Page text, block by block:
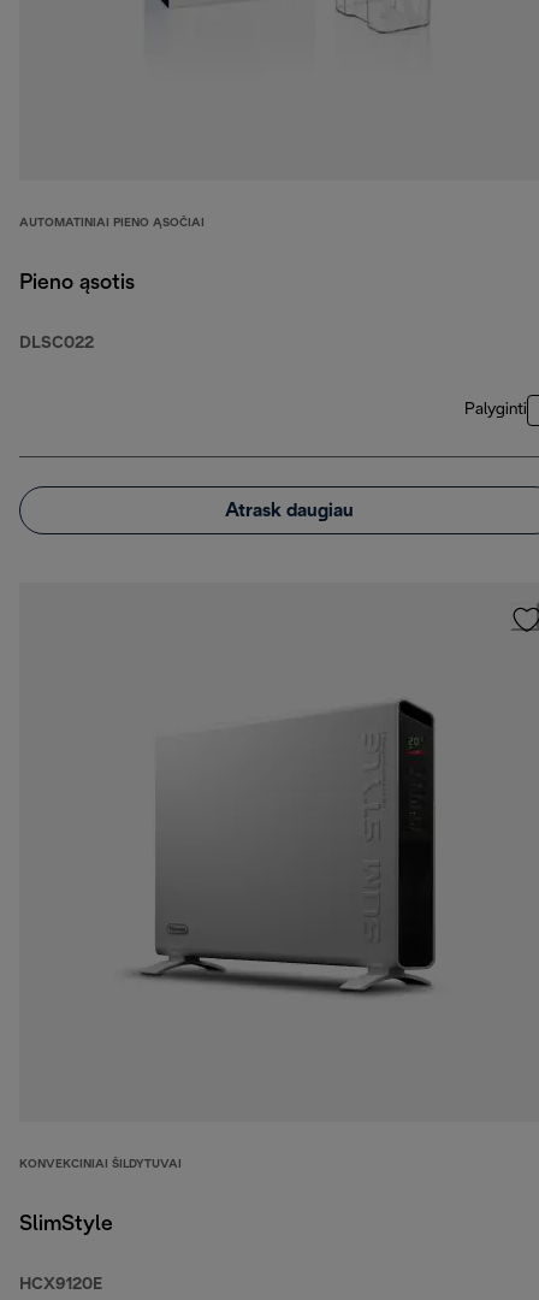
AUTOMATINIAI PIENO ĄSOČIAI
Pieno ąsotis
DLSC022
Palyginti
Atrask daugiau
KONVEKCINIAI ŠILDYTUVAI
SlimStyle
HCX9120E